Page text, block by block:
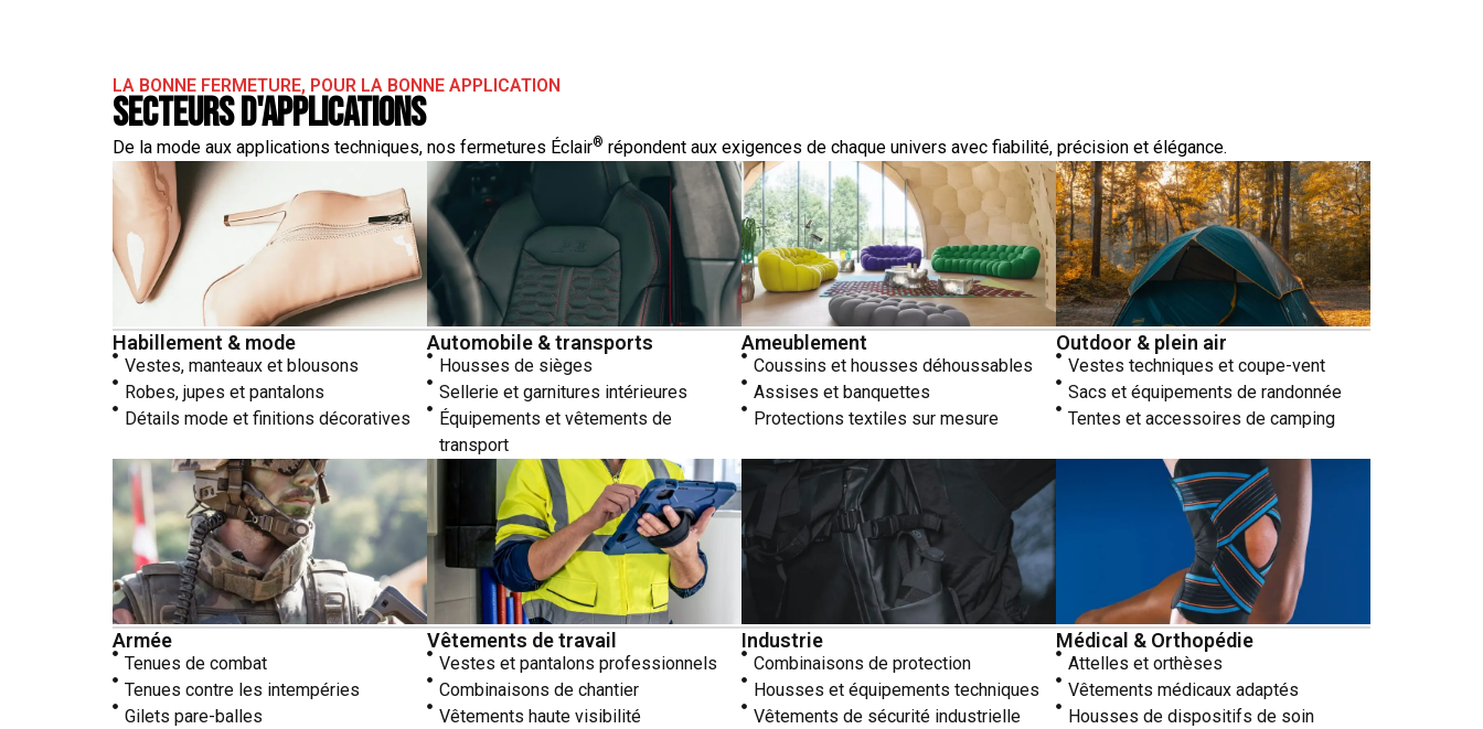
LA BONNE FERMETURE, POUR LA BONNE APPLICATION
Secteurs d'applications
De la mode aux applications techniques, nos fermetures Éclair® répondent aux exigences de chaque univers avec fiabilité, précision et élégance.
Habillement & mode
Vestes, manteaux et blousons
Robes, jupes et pantalons
Détails mode et finitions décoratives
Automobile & transports
Housses de sièges
Sellerie et garnitures intérieures
Équipements et vêtements de
transport
Ameublement
Coussins et housses déhoussables
Assises et banquettes
Protections textiles sur mesure
Outdoor & plein air
Vestes techniques et coupe-vent
Sacs et équipements de randonnée
Tentes et accessoires de camping
Armée
Tenues de combat
Tenues contre les intempéries
Gilets pare-balles
Vêtements de travail
Vestes et pantalons professionnels
Combinaisons de chantier
Vêtements haute visibilité
Industrie
Combinaisons de protection
Housses et équipements techniques
Vêtements de sécurité industrielle
Médical & Orthopédie
Attelles et orthèses
Vêtements médicaux adaptés
Housses de dispositifs de soin